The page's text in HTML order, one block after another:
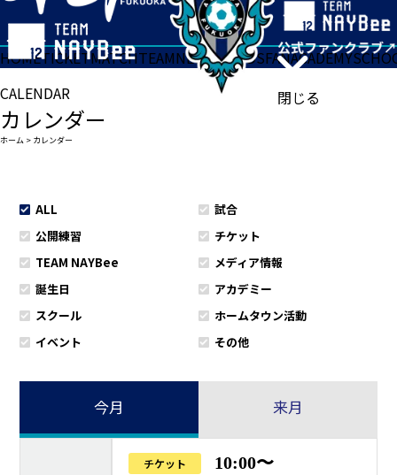
閉じる
HOMETICKETMATCHTEAMNEWSGOODSFANACADEMY
CALENDAR
カレンダー
ホーム > カレンダー
ALL
試合
公開練習
チケット
TEAM NAYBee
メディア情報
誕生日
アカデミー
スクール
ホームタウン活動
イベント
その他
今月 来月
チケット 10:00〜